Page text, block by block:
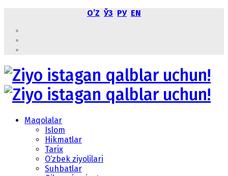
OʼZ ЎЗ РУ EN
Maqolalar
Islom
Hikmatlar
Tarix
O‘zbek ziyolilari
Suhbatlar